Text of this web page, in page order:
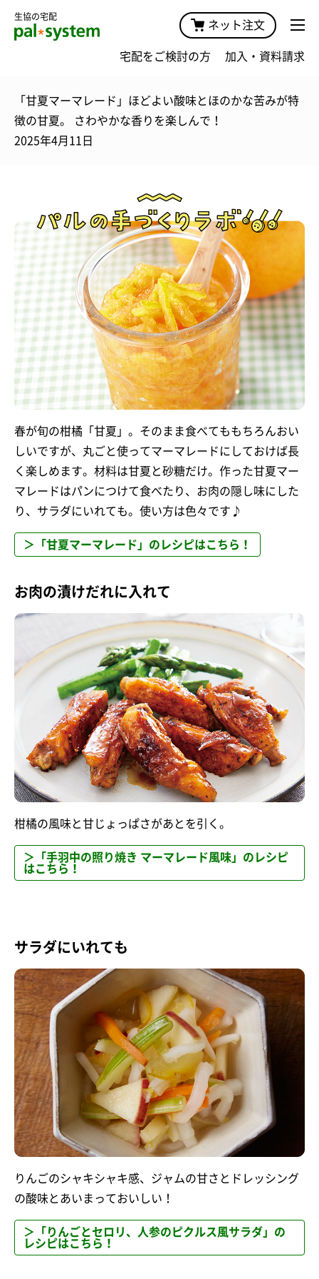
生協の宅配
ネット注文
宅配をご検討の方 加入・資料請求
「甘夏マーマレード」ほどよい酸味とほのかな苦みが特
徴の甘夏。 さわやかな香りを楽しんで！
2025年4月11日
春が旬の柑橘「甘夏」。そのまま食べてももちろんおい
しいですが、丸ごと使ってマーマレードにしておけば長
く楽しめます。材料は甘夏と砂糖だけ。作った甘夏マー
マレードはパンにつけて食べたり、お肉の隠し味にした
り、サラダにいれても。使い方は色々です♪
＞「甘夏マーマレード」のレシピはこちら！
お肉の漬けだれに入れて
柑橘の風味と甘じょっぱさがあとを引く。
＞「手羽中の照り焼き マーマレード風味」のレシピ
はこちら！
サラダにいれても
りんごのシャキシャキ感、ジャムの甘さとドレッシング
の酸味とあいまっておいしい！
＞「りんごとセロリ、人参のピクルス風サラダ」の
レシピはこちら！